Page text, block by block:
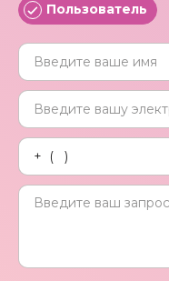
Пользователь